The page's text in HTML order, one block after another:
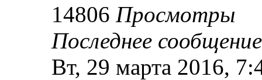
14806 Просмотры
Последнее
Вт, 29 марта 2016,